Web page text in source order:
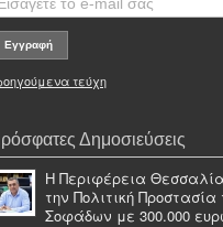
τεύχη
Δημοσιεύσεις
Η Περιφέρεια
την Πολιτική Προστασία
Σοφάδων με 300.000